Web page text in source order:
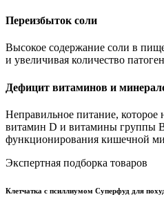
Переизбыток соли
Высокое содержание соли в
и увеличивая количество
Дефицит витаминов и
Неправильное питание, которое
витамин D и витамины группы
функционирования кишечной
Экспертная подборка товаров
Клетчатка с псиллиумом Суперфуд для